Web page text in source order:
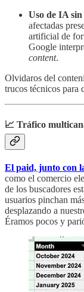
Uso de IA
afectadas
artificial de
Google
content.
Olvidaros del
trucos técnicos para
📈 Tráfico
El paid, junto con
como el comercio
de los buscadores
usuarios pinchan
desplazando a
Éramos pocos y